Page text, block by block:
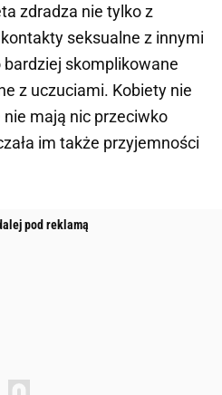
zdradza nie tylko z
seksualne z innymi
skomplikowane
z uczuciami. Kobiety nie
mają nic przeciwko
im także przyjemności